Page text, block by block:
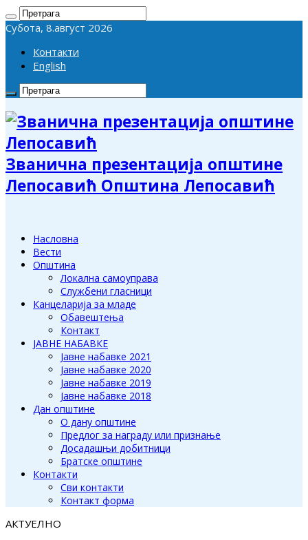
Субота, 8.август 2026
Контакти
English
Званична презентација општине
Лепосавић Општина Лепосавић
Насловна
Вести
Општина
Локална самоуправа
Службени гласници
Канцеларија за младе
Обавештења
Контакт
ЈАВНЕ НАБАВКЕ
Јавне набавке 2021
Јавне набавке 2020
Јавне набавке 2019
Јавне набавке 2018
Дан општине
О дану општине
Предлог за награду или признање
Досадашњи добитници
Братске општине
Контакти
Сви контакти
Контакт форма
АКТУЕЛНО